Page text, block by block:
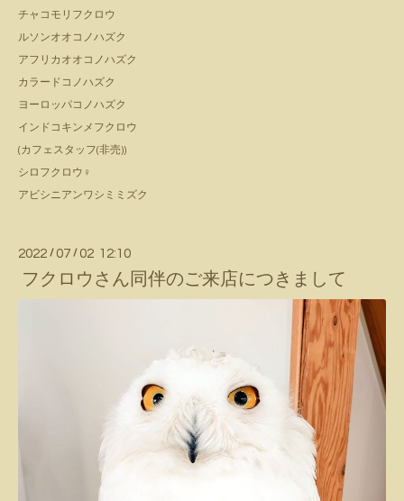
チャコモリフクロウ
ルソンオオコノハズク
アフリカオオコノハズク
カラードコノハズク
ヨーロッパコノハズク
インドコキンメフクロウ
(カフェスタッフ(非売))
シロフクロウ♀
アビシニアンワシミミズク
2022 / 07 / 02 12:10
フクロウさん同伴のご来店につきまして